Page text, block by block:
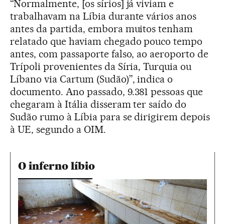
“Normalmente, [os sírios] já viviam e
trabalhavam na Líbia durante vários anos
antes da partida, embora muitos tenham
relatado que haviam chegado pouco tempo
antes, com passaporte falso, ao aeroporto de
Trípoli provenientes da Síria, Turquia ou
Líbano via Cartum (Sudão)”, indica o
documento. Ano passado, 9.381 pessoas que
chegaram à Itália disseram ter saído do
Sudão rumo à Líbia para se dirigirem depois
à UE, segundo a OIM.
O inferno líbio